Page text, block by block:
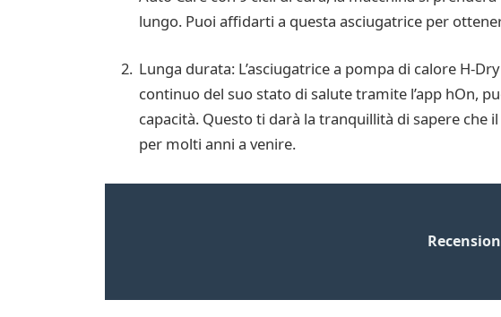
lungo. Puoi affidarti a questa asciugatrice per
Lunga durata: L’asciugatrice a pompa di calore H-
continuo del suo stato di salute tramite l’app hOn,
capacità. Questo ti darà la tranquillità di sapere
per molti anni a venire.